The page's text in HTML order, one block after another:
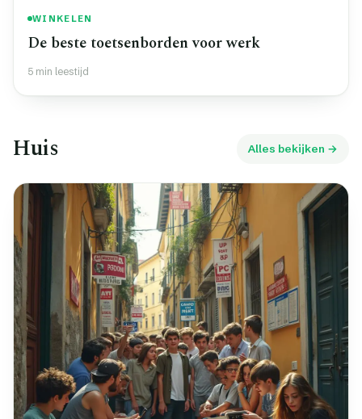
WINKELEN
De beste toetsenborden voor werk
5 min leestijd
Huis Alles bekijken →